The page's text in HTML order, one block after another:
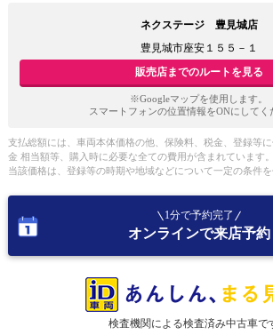
ネクステージ 豊見城店
豊見城市座安１５５－１
販売店までのルートを見る
※Googleマップを使用します。
スマートフォンの位置情報をONにしてく
支払総額には、車両本体価格の他、保険料、税金、登録等
金 相当額等、購入時に必要な全ての費用が含まれています。
当該価格は、登録等の時期や地域などについて一定の条件を
1分で予約完了
オンラインで来店予約
検査機関による検査済み中古車で